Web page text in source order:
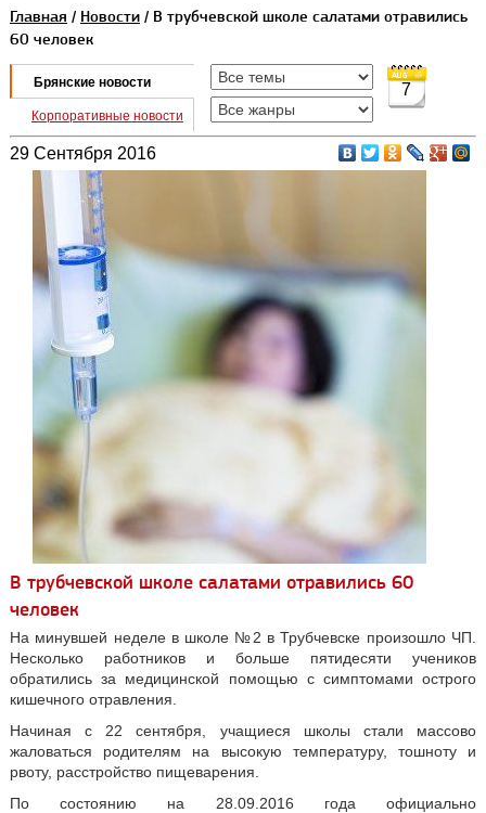
Главная / Новости/ В трубчевской школе салатами отравились
60 человек
Брянские новости
Корпоративные новости
7
29 Сентября 2016
В трубчевской школе салатами отравились 60
человек
На минувшей неделе в школе №2 в Трубчевске произошло ЧП.
Несколько работников и больше пятидесяти учеников
обратились за медицинской помощью с симптомами острого
кишечного отравления.
Начиная с 22 сентября, учащиеся школы стали массово
жаловаться родителям на высокую температуру, тошноту и
рвоту, расстройство пищеварения.
По состоянию на 28.09.2016 года официально